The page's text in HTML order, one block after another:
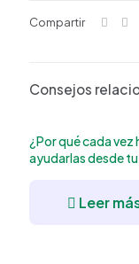
Compartir
Consejos
¿Por qué cada vez
ayudarlas desde
Leer